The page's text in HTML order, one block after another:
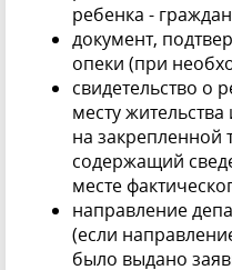
ребенка -
документ,
опеки (при
свидетельство о
месту
на закрепленной
содержащий
месте
направление
(если
было выдано